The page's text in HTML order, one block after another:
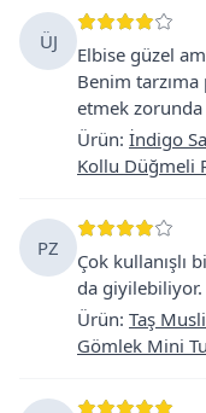
ÜJ
Elbise güzel
Benim
etmek zorunda
Ürün: İndigo
Kollu Düğmeli
PZ
Çok kullanışlı
da giyilebiliyor.
Ürün: Taş
Gömlek Mini